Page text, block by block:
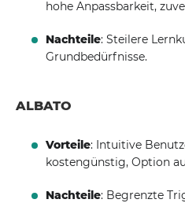
hohe Anpassbarkeit,
Nachteile: Steilere
Grundbedürfnisse.
ALBATO
Vorteile: Intuitive
kostengünstig, Option
Nachteile: Begrenzte